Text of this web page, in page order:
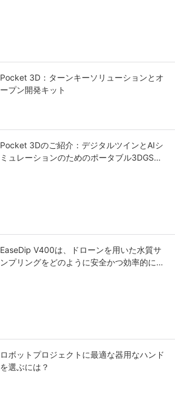
Pocket 3D：ターンキーソリューションとオ
ープン開発キット
Pocket 3Dのご紹介：デジタルツインとAIシ
ミュレーションのためのポータブル3DGSリ
EaseDip V400は、ドローンを用いた水質サ
ンプリングをどのように安全かつ効率的に行
ロボットプロジェクトに最適な器用なハンド
を選ぶには？